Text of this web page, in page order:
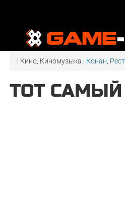
| Кино, Киномузыка | Конан
ТОТ